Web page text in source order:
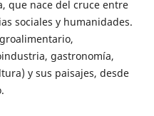
que nace del cruce entre
sociales y humanidades.
gastronomía,
y sus paisajes, desde